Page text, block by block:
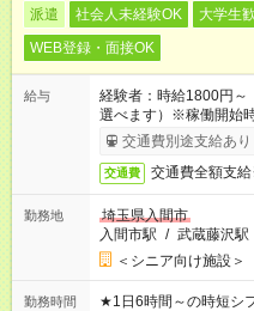
派遣 社会人未経験OK 大学生
WEB登録・面接OK
給与
経験者：時給1800円
選べます）※稼働開始
す。交通費別途支給あり
交通費 交通費全額支
勤務地
埼玉県入間市
入間市駅 / 武蔵藤沢駅
＜シニア向け施設＞
勤務時間
★1日6時間～の時短シフトOK ★スタート時間選